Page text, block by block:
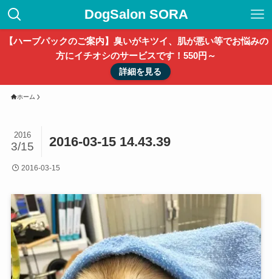
DogSalon SORA
【ハーブパックのご案内】臭いがキツイ、肌が悪い等でお悩みの
方にイチオシのサービスです！550円～
詳細を見る
ホーム
2016-03-15 14.43.39
2016
3/15
2016-03-15